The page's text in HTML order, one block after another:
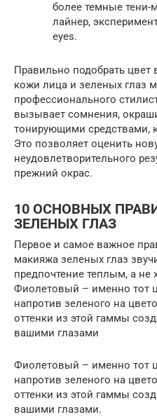
более темные тени-
лайнер,
eyes.
Правильно подобрать цвет
кожи лица и зеленых глаз
профессионального
вызывает сомнения,
тонирующими средствами,
Это позволяет оценить
неудовлетворительного
прежний окрас.
10 ОСНОВНЫХ
ЗЕЛЕНЫХ ГЛАЗ
Первое и самое важное
макияжа зеленых глаз
предпочтение теплым, а не
Фиолетовый – именно тот
напротив зеленого на
оттенки из этой гаммы
вашими глазами
Фиолетовый – именно тот
напротив зеленого на
оттенки из этой гаммы
вашими глазами.